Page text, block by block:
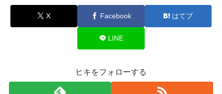
X Facebook はてブ
LINE
ヒキをフォローする